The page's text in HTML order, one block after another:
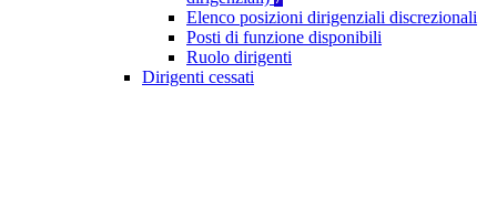
Elenco posizioni dirigenziali discrezionali
Posti di funzione disponibili
Ruolo dirigenti
Dirigenti cessati